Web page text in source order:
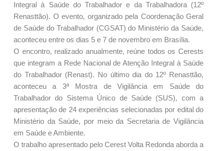
Integral à Saúde do Trabalhador e da Trabalhadora (12º
Renasttão). O evento, organizado pela Coordenação Geral
de Saúde do Trabalhador (CGSAT) do Ministério da Saúde,
aconteceu entre os dias 5 e 7 de novembro em Brasília.
O encontro, realizado anualmente, reúne todos os Cerests
que integram a Rede Nacional de Atenção Integral à Saúde
do Trabalhador (Renast). No último dia do 12º Renasttão,
aconteceu a 3ª Mostra de Vigilância em Saúde do
Trabalhador do Sistema Único de Saúde (SUS), com a
apresentação de 24 experiências selecionadas por edital do
Ministério da Saúde, por meio da Secretaria de Vigilância
em Saúde e Ambiente.
O trabalho apresentado pelo Cerest Volta Redonda aborda a